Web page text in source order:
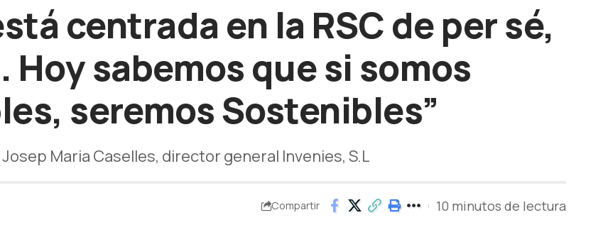
centrada en la RSC de per sé,
sabemos que si somos
seremos Sostenibles”
Maria Caselles, director general Invenies, S.L
Compartir 10 minutos de lectura